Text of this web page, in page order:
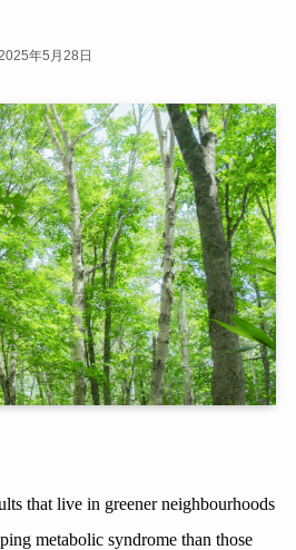
年5月28日
that live in greener neighbourhoods
metabolic syndrome than those